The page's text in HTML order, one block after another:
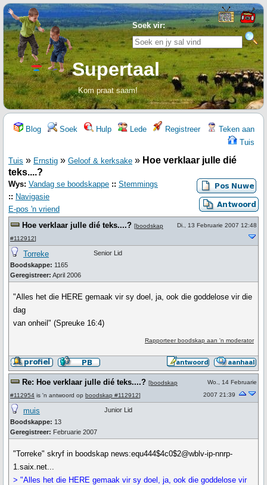
Soek vir:
Supertaal
Kom praat saam!
Blog Soek Hulp Lede Registreer
Teken aan
Tuis
Tuis » Ernstig » Geloof & kerksake » Hoe verklaar julle dié
teks....?
Wys: Vandag se boodskappe :: Stemmings
:: Navigasie
E-pos 'n vriend
Hoe verklaar julle dié teks....? [boodskap
#112912]
Di., 13 Februarie 2007 12:48
Torreke
Boodskappe: 1165
Geregistreer: April 2006
Senior Lid
"Alles het die HERE gemaak vir sy doel, ja, ook die goddelose vir die
dag
van onheil" (Spreuke 16:4)
Rapporteer boodskap aan 'n moderator
Re: Hoe verklaar julle dié teks....? [boodskap
#112954 is 'n antwoord op boodskap #112912]
Wo., 14 Februarie
2007 21:39
muis
Boodskappe: 13
Geregistreer: Februarie 2007
Junior Lid
"Torreke" skryf in boodskap news:equ444$4c0$2@wblv-ip-nnrp-
1.saix.net...
> "Alles het die HERE gemaak vir sy doel, ja, ook die goddelose vir